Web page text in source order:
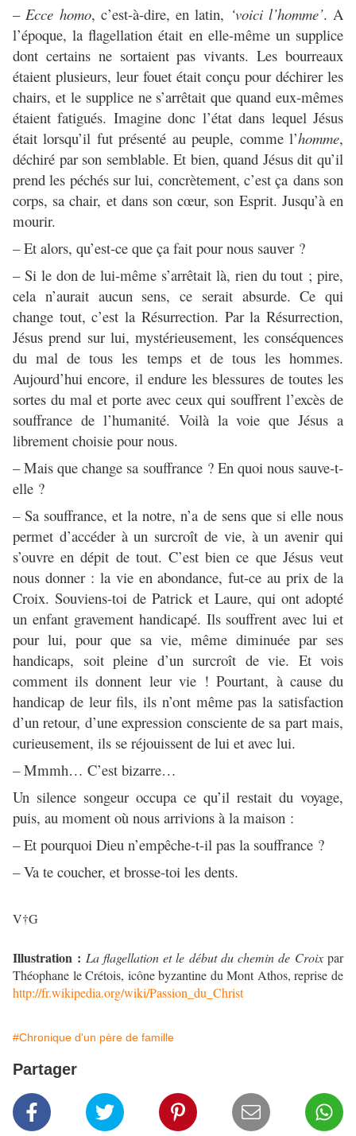
–Ecce homo, c’est-à-dire, en latin, ‘voici l’homme’. A
l’époque, la flagellation était en elle-même un supplice
dont certains ne sortaient pas vivants. Les bourreaux
étaient plusieurs, leur fouet était conçu pour déchirer les
chairs, et le supplice ne s’arrêtait que quand eux-mêmes
étaient fatigués. Imagine donc l’état dans lequel Jésus
était lorsqu’il fut présenté au peuple, comme l’homme,
déchiré par son semblable. Et bien, quand Jésus dit qu’il
prend les péchés sur lui, concrètement, c’est ça dans son
corps, sa chair, et dans son cœur, son Esprit. Jusqu’à en
mourir.
– Et alors, qu’est-ce que ça fait pour nous sauver ?
– Si le don de lui-même s’arrêtait là, rien du tout ; pire,
cela n’aurait aucun sens, ce serait absurde. Ce qui
change tout, c’est la Résurrection. Par la Résurrection,
Jésus prend sur lui, mystérieusement, les conséquences
du mal de tous les temps et de tous les hommes.
Aujourd’hui encore, il endure les blessures de toutes les
sortes du mal et porte avec ceux qui souffrent l’excès de
souffrance de l’humanité. Voilà la voie que Jésus a
librement choisie pour nous.
– Mais que change sa souffrance ? En quoi nous sauve-t-
elle ?
– Sa souffrance, et la notre, n’a de sens que si elle nous
permet d’accéder à un surcroît de vie, à un avenir qui
s’ouvre en dépit de tout. C’est bien ce que Jésus veut
nous donner : la vie en abondance, fut-ce au prix de la
Croix. Souviens-toi de Patrick et Laure, qui ont adopté
un enfant gravement handicapé. Ils souffrent avec lui et
pour lui, pour que sa vie, même diminuée par ses
handicaps, soit pleine d’un surcroît de vie. Et vois
comment ils donnent leur vie ! Pourtant, à cause du
handicap de leur fils, ils n’ont même pas la satisfaction
d’un retour, d’une expression consciente de sa part mais,
curieusement, ils se réjouissent de lui et avec lui.
– Mmmh… C’est bizarre…
Un silence songeur occupa ce qu’il restait du voyage,
puis, au moment où nous arrivions à la maison :
– Et pourquoi Dieu n’empêche-t-il pas la souffrance ?
– Va te coucher, et brosse-toi les dents.
V†G
Illustration : La flagellation et le début du chemin de Croixpar
Théophane le Crétois, icône byzantine du Mont Athos, reprise de
http://fr.wikipedia.org/wiki/Passion_du_Christ
#Chronique d'un père de famille
Partager